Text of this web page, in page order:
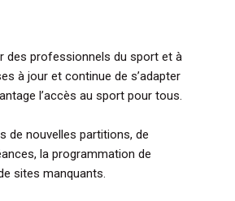
des professionnels du sport et à
à jour et continue de s’adapter
l’accès au sport pour tous.
de nouvelles partitions, de
la programmation de
sites manquants.